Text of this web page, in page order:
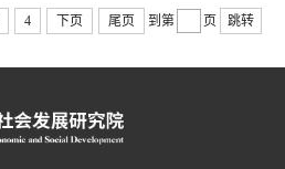
4 下页 尾页 到第 页 跳转